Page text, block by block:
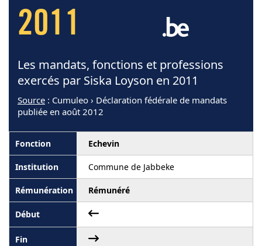
2011
Les mandats, fonctions et professions
exercés par Siska Loyson en 2011
Source : Cumuleo › Déclaration fédérale de mandats
publiée en août 2012
Echevin
Commune de Jabbeke
Rémunéré